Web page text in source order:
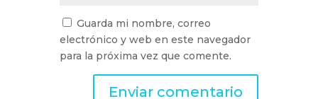
Guarda mi nombre, correo
electrónico y web en este navegador
para la próxima vez que comente.